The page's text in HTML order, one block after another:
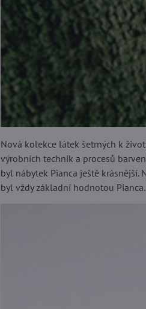
Nová kolekce látek šetrných k
výrobních technik a procesů
byl nábytek Pianca ještě
byl vždy základní hodnotou Pianca.